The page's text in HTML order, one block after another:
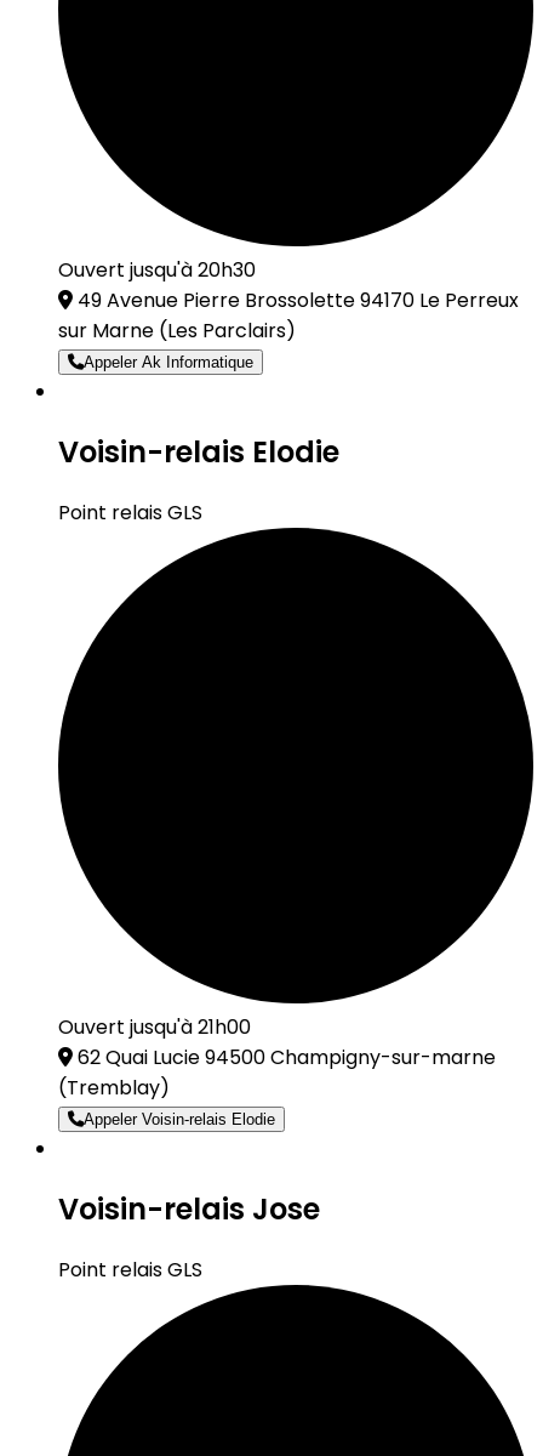
Ouvert jusqu'à 20h30
49 Avenue Pierre Brossolette 94170 Le Perreux
sur Marne (Les Parclairs)
Appeler Ak Informatique
Voisin-relais Elodie
Point relais GLS
Ouvert jusqu'à 21h00
62 Quai Lucie 94500 Champigny-sur-marne
(Tremblay)
Appeler Voisin-relais Elodie
Voisin-relais Jose
Point relais GLS